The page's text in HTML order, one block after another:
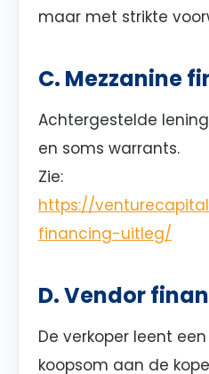
maar met strikte
C. Mezzanine
Achtergestelde
en soms warrants.
Zie:
https://
financing-uitleg/
D. Vendor
De verkoper leent
koopsom aan de